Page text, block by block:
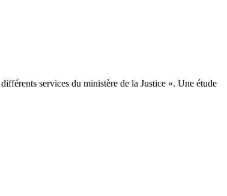
services du ministère de la Justice ». Une étude